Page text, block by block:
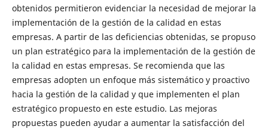
obtenidos permitieron evidenciar la necesidad de mejorar la
implementación de la gestión de la calidad en estas
empresas. A partir de las deficiencias obtenidas, se propuso
un plan estratégico para la implementación de la gestión de
la calidad en estas empresas. Se recomienda que las
empresas adopten un enfoque más sistemático y proactivo
hacia la gestión de la calidad y que implementen el plan
estratégico propuesto en este estudio. Las mejoras
propuestas pueden ayudar a aumentar la satisfacción del